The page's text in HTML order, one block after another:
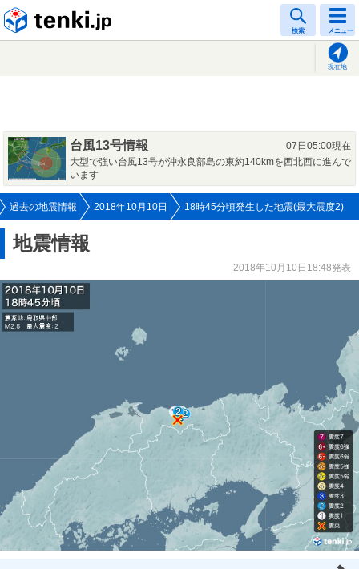
検索 メニュー
現在地
台風13号情報
07日05:00現在
大型で強い台風13号が沖永良部島の東約140kmを西北西に進んで
います
過去の地震情報 2018年10月10日 18時45分頃発生した地震(最大震度2)
地震情報
2018年10月10日18:48発表